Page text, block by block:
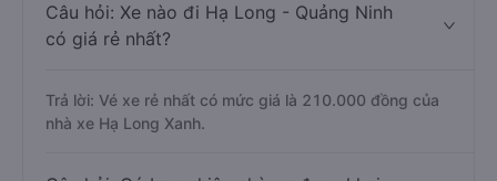
Câu hỏi: Xe nào đi Hạ Long - Quảng Ninh
có giá rẻ nhất?
Trả lời: Vé xe rẻ nhất có mức giá là 210.000 đồng của
nhà xe Hạ Long Xanh.